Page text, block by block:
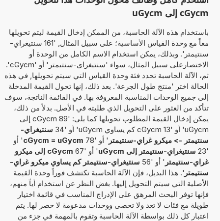
cGycm إلى uGycm
باستخدام هذه الآلة الحاسبة، من الممكن إدخال القيمة ليتم تحويلها
معاً مع وحدة القياس الأساسية؛ على سبيل المثال, '161 سنتيغراي-
سنتيمتر'. وبذلك، يمكن استخدام الاسم الكامل من الوحدة أو
الاختصارعلى سبيل المثال، سواء 'سنتيغراي-سنتيمتر' أو 'cGycm'.
ثم، الآلة الحاسبة تحدد فئة وحدة القياس التي سيتم تحويلها, في هذه
الحالة اختر 'منتج طول الجرعة'. بعد ذلك، إنها تحول القيمة المدخلة
إلى جميع الوحدات المناسبة المعروفة بها. في القائمة الناتجة، سوف
تتأكد من العثور على التحويل الذي طلبته في الأصل. بدلاً من ذلك،
يمكن إدخال القيمة المطلوب تحويلها كما يلي: '89 cGycm إلى
uGycm' أو '13 cGycm كم يساوي uGycm' أو '34
سنتيغراي-
سنتيمتر -> ميكرو غراي-سنتيمتر ' أو '78 cGycm = uGycm' أو
'23
سنتيغراي-سنتيمتر إلى uGycm ' أو '67
cGycm إلى ميكرو
غراي-سنتيمتر ' أو '56
سنتيغراي-سنتيمتر كم يساوي ميكرو غراي-
سنتيمتر '. هذا البديل، فإن الآلة الحاسبة تكتشف فوراً وحدة القيمة
الأصلية التي سيتم التحويل إليها. بغض النظر عن استخدام أياً منهم،
فإنها توفر البحث المرهق على الإدراج المناسب في قائمة اختيار
طويلة مع فئات لا تعد ولا تحصى ووحدات مدعومة لا حصر لها. يتم
اعتبار كل ذلك بواسطة الآلة الحاسبة وتقوم بالمهمة في جزء من